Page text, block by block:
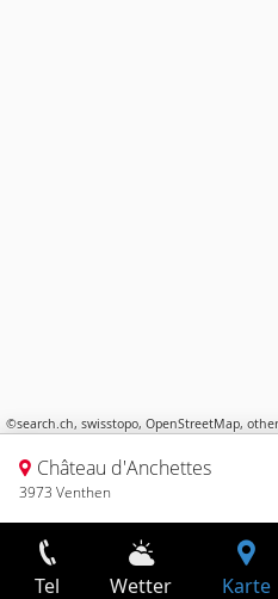
©search.ch, swisstopo, OpenStreetMap,
Château d'Anchettes
3973 Venthen
Tel Wetter Karte